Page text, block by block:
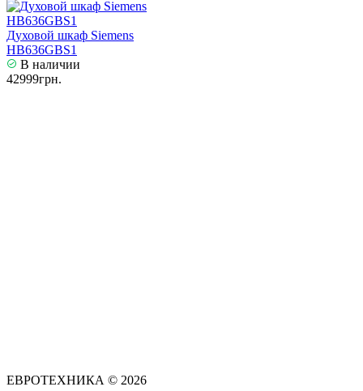
Духовой шкаф Siemens
HB636GBS1
В наличии
42999грн.
ЕВРОТЕХНИКА © 2026